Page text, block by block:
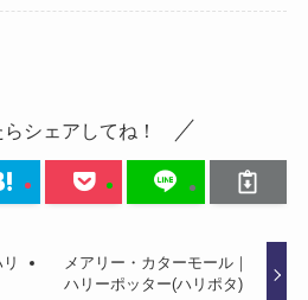
シェアしてね！
メアリー・カターモール｜
ハリーポッター(ハリポタ)